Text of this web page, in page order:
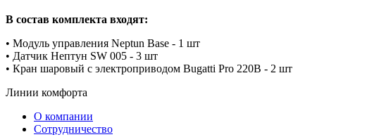
В состав комплекта входят:
• Модуль управления Neptun Base - 1 шт
• Датчик Нептун SW 005 - 3 шт
• Кран шаровый с электроприводом Bugatti Pro 220В - 2 шт
Линии комфорта
О компании
Сотрудничество